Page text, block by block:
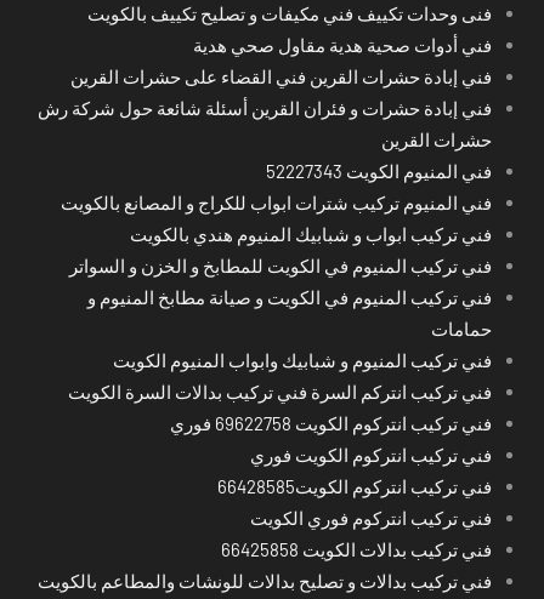
فنى وحدات تكييف فني مكيفات و تصليح تكييف بالكويت
فني أدوات صحية هدية مقاول صحي هدية
فني إبادة حشرات القرين فني القضاء على حشرات القرين
فني إبادة حشرات و فئران القرين أسئلة شائعة حول شركة رش
حشرات القرين
فني المنيوم الكويت 52227343
فني المنيوم تركيب شترات ابواب للكراج و المصانع بالكويت
فني تركيب ابواب و شبابيك المنيوم هندي بالكويت
فني تركيب المنيوم في الكويت للمطابخ و الخزن و السواتر
فني تركيب المنيوم في الكويت و صيانة مطابخ المنيوم و
حمامات
فني تركيب المنيوم و شبابيك وابواب المنيوم الكويت
فني تركيب انتركم السرة فني تركيب بدالات السرة الكويت
فني تركيب انتركوم الكويت 69622758 فوري
فني تركيب انتركوم الكويت فوري
فني تركيب انتركوم الكويت66428585
فني تركيب انتركوم فوري الكويت
فني تركيب بدالات الكويت 66425858
فني تركيب بدالات و تصليح بدالات للونشات والمطاعم بالكويت